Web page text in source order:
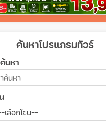
ค้นหาโปรแกรมทัวร์
นหา